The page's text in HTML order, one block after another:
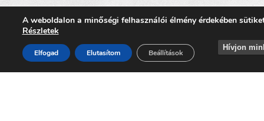
Lomtalanítás Gyula – ideális
választás minden helyzetben
felújítás előtt áll, akár költözik, udvart rendez,
garázst pakol, padlást vagy pincét ürít, esetleg
A weboldalon a minőségi felhasználói élmény érdekében
Részletek
Elfogad Elutasítom Beállítások
Hívjon